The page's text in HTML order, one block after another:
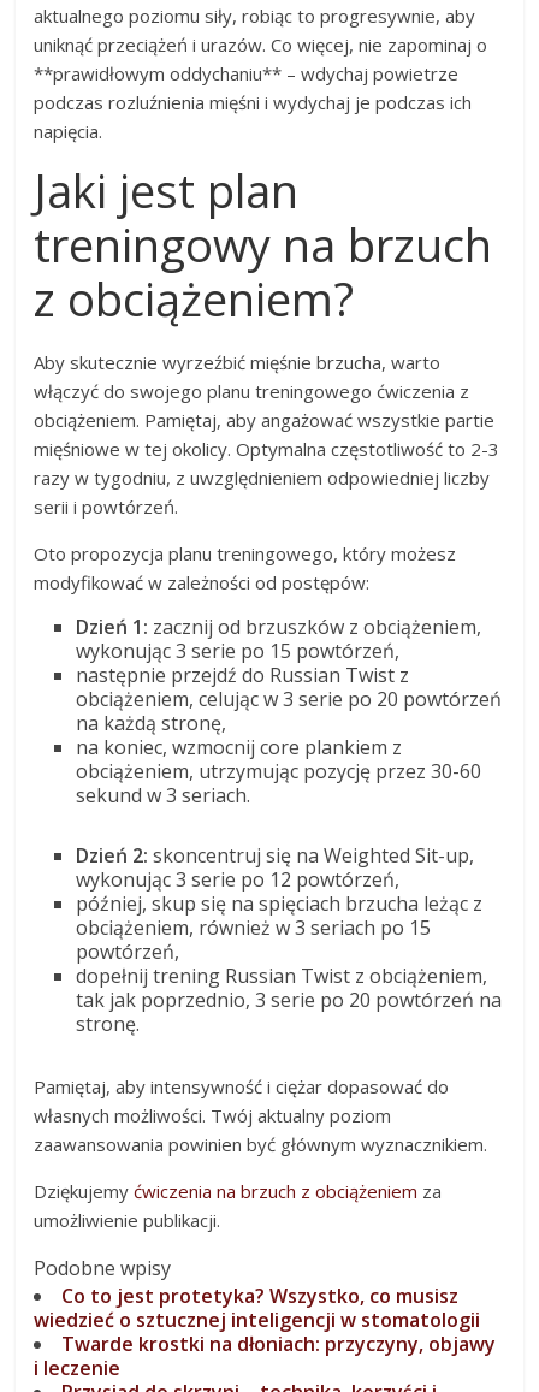
aktualnego poziomu siły, robiąc to progresywnie, aby
uniknąć przeciążeń i urazów. Co więcej, nie zapominaj o
**prawidłowym oddychaniu** – wdychaj powietrze
podczas rozluźnienia mięśni i wydychaj je podczas ich
napięcia.
Jaki jest plan
treningowy na brzuch
z obciążeniem?
Aby skutecznie wyrzeźbić mięśnie brzucha, warto
włączyć do swojego planu treningowego ćwiczenia z
obciążeniem. Pamiętaj, aby angażować wszystkie partie
mięśniowe w tej okolicy. Optymalna częstotliwość to 2-3
razy w tygodniu, z uwzględnieniem odpowiedniej liczby
serii i powtórzeń.
Oto propozycja planu treningowego, który możesz
modyfikować w zależności od postępów:
Dzień 1: zacznij od brzuszków z obciążeniem,
wykonując 3 serie po 15 powtórzeń,
następnie przejdź do Russian Twist z
obciążeniem, celując w 3 serie po 20 powtórzeń
na każdą stronę,
na koniec, wzmocnij core plankiem z
obciążeniem, utrzymując pozycję przez 30-60
sekund w 3 seriach.
Dzień 2: skoncentruj się na Weighted Sit-up,
wykonując 3 serie po 12 powtórzeń,
później, skup się na spięciach brzucha leżąc z
obciążeniem, również w 3 seriach po 15
powtórzeń,
dopełnij trening Russian Twist z obciążeniem,
tak jak poprzednio, 3 serie po 20 powtórzeń na
stronę.
Pamiętaj, aby intensywność i ciężar dopasować do
własnych możliwości. Twój aktualny poziom
zaawansowania powinien być głównym wyznacznikiem.
Dziękujemyćwiczenia na brzuch z obciążeniem za
umożliwienie publikacji.
Podobne wpisy
Co to jest protetyka? Wszystko, co musisz
wiedzieć o sztucznej inteligencji w stomatologii
Twarde krostki na dłoniach: przyczyny, objawy
i leczenie